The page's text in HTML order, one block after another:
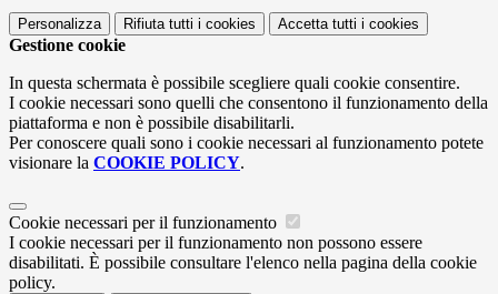
Personalizza Rifiuta tutti i cookies Accetta tutti i cookies
Gestione cookie
In questa schermata è possibile scegliere quali cookie consentire.
I cookie necessari sono quelli che consentono il funzionamento della
piattaforma e non è possibile disabilitarli.
Per conoscere quali sono i cookie necessari al funzionamento potete
visionare la COOKIE POLICY.
Cookie necessari per il funzionamento
I cookie necessari per il funzionamento non possono essere
disabilitati. È possibile consultare l'elenco nella pagina della cookie
policy.